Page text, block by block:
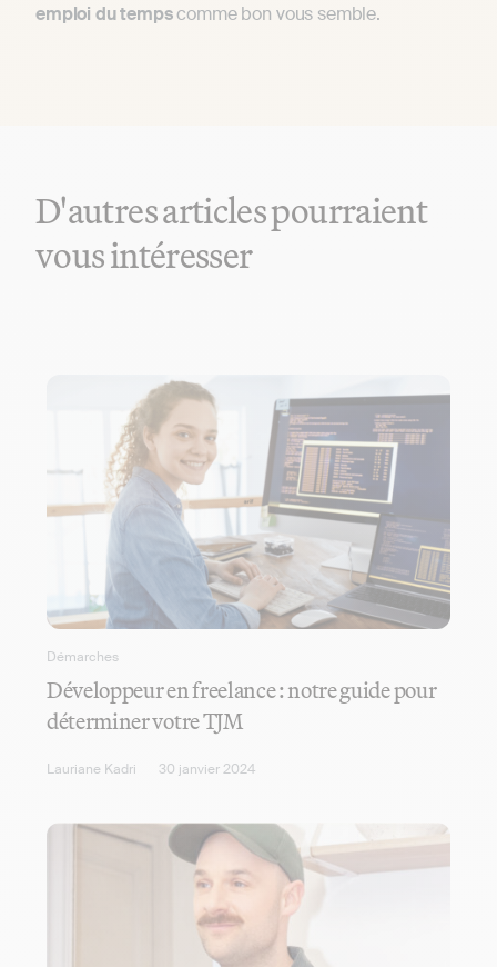
emploi du tempscomme bon vous semble.
D'autres articles pourraient
vous intéresser
Démarches
Développeur en freelance : notre guide pour
déterminer votre TJM
Lauriane Kadri 30 janvier 2024